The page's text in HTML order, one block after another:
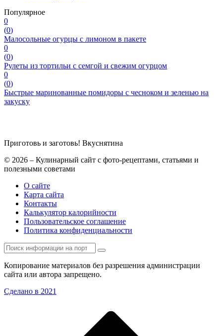
Популярное
0
(0)
Малосольные огурцы с лимоном в пакете
0
(0)
Рулеты из тортильи с семгой и свежим огурцом
0
(0)
Быстрые маринованные помидоры с чесноком и зеленью на
закуску
Приготовь и заготовь! Вкуснятина
© 2026 – Кулинарный сайт с фото-рецептами, статьями и
полезными советами
О сайте
Карта сайта
Контакты
Калькулятор калорийности
Пользовательское соглашение
Политика конфиденциальности
Копирование материалов без разрешения администрации
сайта или автора запрещено.
Сделано в 2021